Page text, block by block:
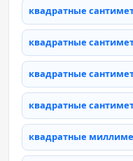
квадратные
квадратные
квадратные
квадратные
квадратные